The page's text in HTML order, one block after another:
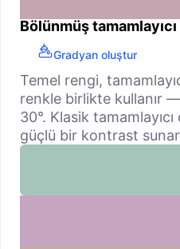
Bölünmüş tamamlayıcı
Gradyan oluştur
Temel rengi,
renkle birlikte kullanır
30°. Klasik
güçlü bir kontrast